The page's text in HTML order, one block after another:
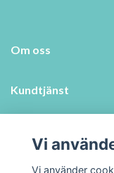
Om oss
Kundtjänst
Sociala medier
Vi
Vi använder